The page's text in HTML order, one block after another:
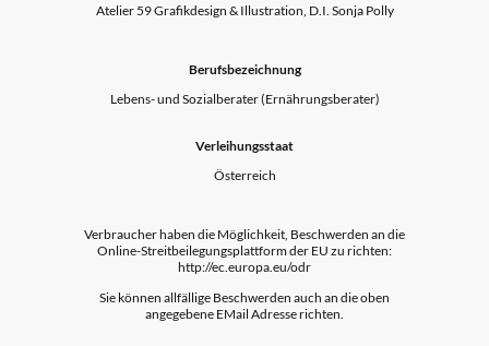
Atelier 59 Grafikdesign & Illustration, D.I. Sonja Polly
Berufsbezeichnung
Lebens- und Sozialberater (Ernährungsberater)
Verleihungsstaat
Österreich
Verbraucher haben die Möglichkeit, Beschwerden an die
Online-Streitbeilegungsplattform der EU zu richten:
http://ec.europa.eu/odr
Sie können allfällige Beschwerden auch an die oben
angegebene EMail Adresse richten.